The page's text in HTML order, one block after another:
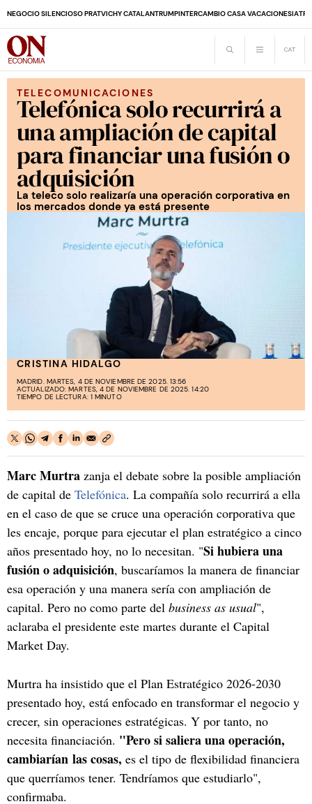
NEGOCIO SILENCIOSO PRATVICHY CATALANTRUMPINTERCAMBIO CASA VACACIONESIA
TELECOMUNICACIONES
Telefónica solo recurrirá a
una ampliación de capital
para financiar una fusión o
adquisición
La teleco solo realizaría una operación corporativa en
los mercados donde ya está presente
CRISTINA HIDALGO
MADRID. MARTES, 4 DE NOVIEMBRE DE 2025. 13:56
ACTUALIZADO: MARTES, 4 DE NOVIEMBRE DE 2025. 14:20
TIEMPO DE LECTURA: 1 MINUTO
Marc Murtra zanja el debate sobre la posible ampliación
de capital de Telefónica. La compañía solo recurrirá a ella
en el caso de que se cruce una operación corporativa que
les encaje, porque para ejecutar el plan estratégico a cinco
años presentado hoy, no lo necesitan. "Si hubiera una
fusión o adquisición, buscaríamos la manera de financiar
esa operación y una manera sería con ampliación de
capital. Pero no como parte del business as usual",
aclaraba el presidente este martes durante el Capital
Market Day.
Murtra ha insistido que el Plan Estratégico 2026-2030
presentado hoy, está enfocado en transformar el negocio y
crecer, sin operaciones estratégicas. Y por tanto, no
necesita financiación. "Pero si saliera una operación,
cambiarían las cosas, es el tipo de flexibilidad financiera
que querríamos tener. Tendríamos que estudiarlo",
confirmaba.